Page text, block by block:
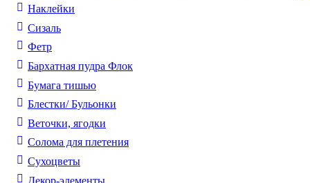
Наклейки
Сизаль
Фетр
Бархатная пудра Флок
Бумага тишью
Блестки/ Бульонки
Веточки, ягодки
Солома для плетения
Cухоцветы
Декор-элементы